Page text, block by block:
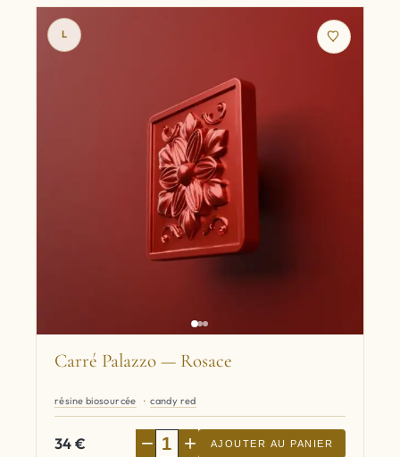
L
Carré Palazzo — Rosace
résine biosourcée candy red
34€ − + AJOUTER AU PANIER